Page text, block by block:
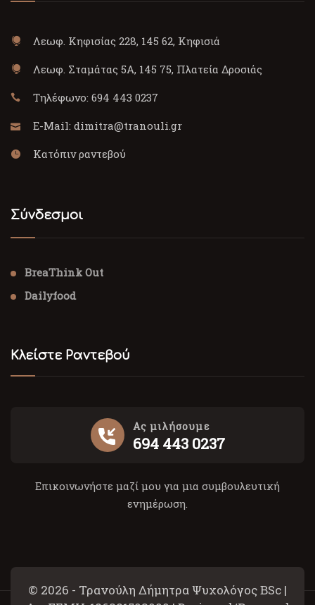
Λεωφ. Κηφισίας 228, 145 62, Κηφισιά
Λεωφ. Σταμάτας 5Α, 145 75, Πλατεία Δροσιάς
Τηλέφωνο: 694 443 0237
E-Mail: dimitra@tranouli.gr
Κατόπιν ραντεβού
Σύνδεσμοι
BreaThink Out
Dailyfood
Κλείστε Ραντεβού
Ας μιλήσουμε
694 443 0237
Επικοινωνήστε μαζί μου για μια συμβουλευτική
ενημέρωση.
© 2026 - Τρανούλη Δήμητρα Ψυχολόγος BSc |